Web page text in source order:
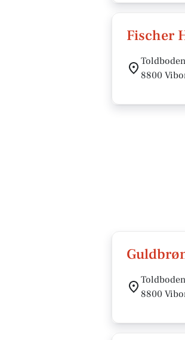
Fischer
8800
8800